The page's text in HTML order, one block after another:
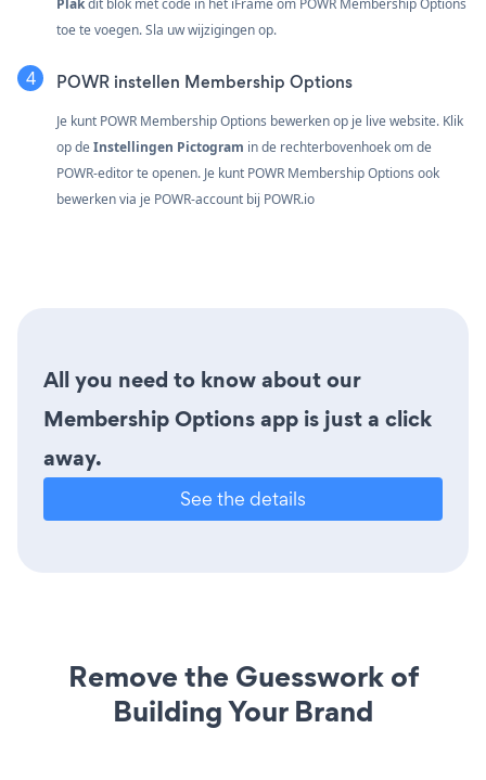
Plakdit blok met code in het iFrame om POWR Membership Options
toe te voegen. Sla uw wijzigingen op.
POWR instellen Membership Options
Je kunt POWR Membership Options bewerken op je live website. Klik
op deInstellingen Pictogram in de rechterbovenhoek om de
POWR-editor te openen. Je kunt POWR Membership Options ook
bewerken via je POWR-account bij POWR.io
All you need to know about our
Membership Options app is just a click
away.
See the details
Remove the Guesswork of
Building Your Brand